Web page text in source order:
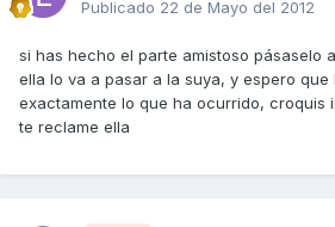
Publicado 22 de Mayo del 2012
si has hecho el parte amistoso pásaselo
ella lo va a pasar a la suya, y espero
exactamente lo que ha ocurrido, croquis
te reclame ella